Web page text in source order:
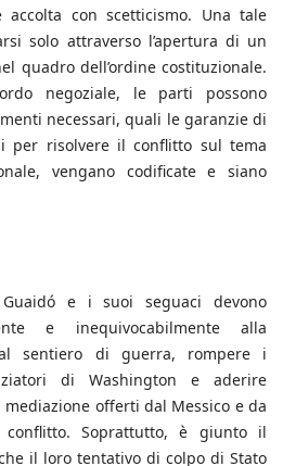
accolta con scetticismo. Una tale
solo attraverso l’apertura di un
quadro dell’ordine costituzionale.
negoziale, le parti possono
necessari, quali le garanzie di
per risolvere il conflitto sul tema
vengano codificate e siano
e i suoi seguaci devono
e inequivocabilmente alla
sentiero di guerra, rompere i
di Washington e aderire
offerti dal Messico e da
Soprattutto, è giunto il
il loro tentativo di colpo di Stato